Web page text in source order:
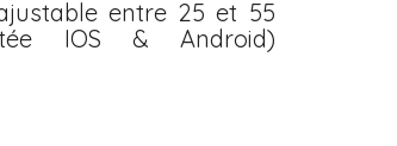
entre 25 et 55
IOS & Android)